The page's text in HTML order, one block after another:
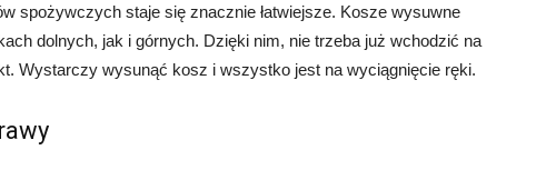
spożywczych staje się znacznie łatwiejsze. Kosze wysuwne
dolnych, jak i górnych. Dzięki nim, nie trzeba już wchodzić na
Wystarczy wysunąć kosz i wszystko jest na wyciągnięcie ręki.